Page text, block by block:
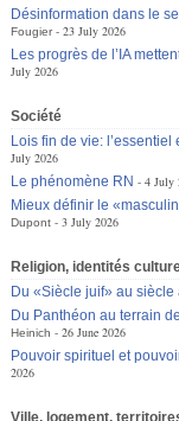
Désinformation dans le
Fougier
23 July 2026
Les progrès de l’IA
July 2026
Société
Lois fin de vie: l’essentiel
July 2026
Le phénomène RN
4 July
Mieux définir le
Dupont
3 July 2026
Religion, identités
Du «Siècle juif» au siècle
Du Panthéon au terrain
Heinich
26 June 2026
Pouvoir spirituel et
2026
Ville, logement,